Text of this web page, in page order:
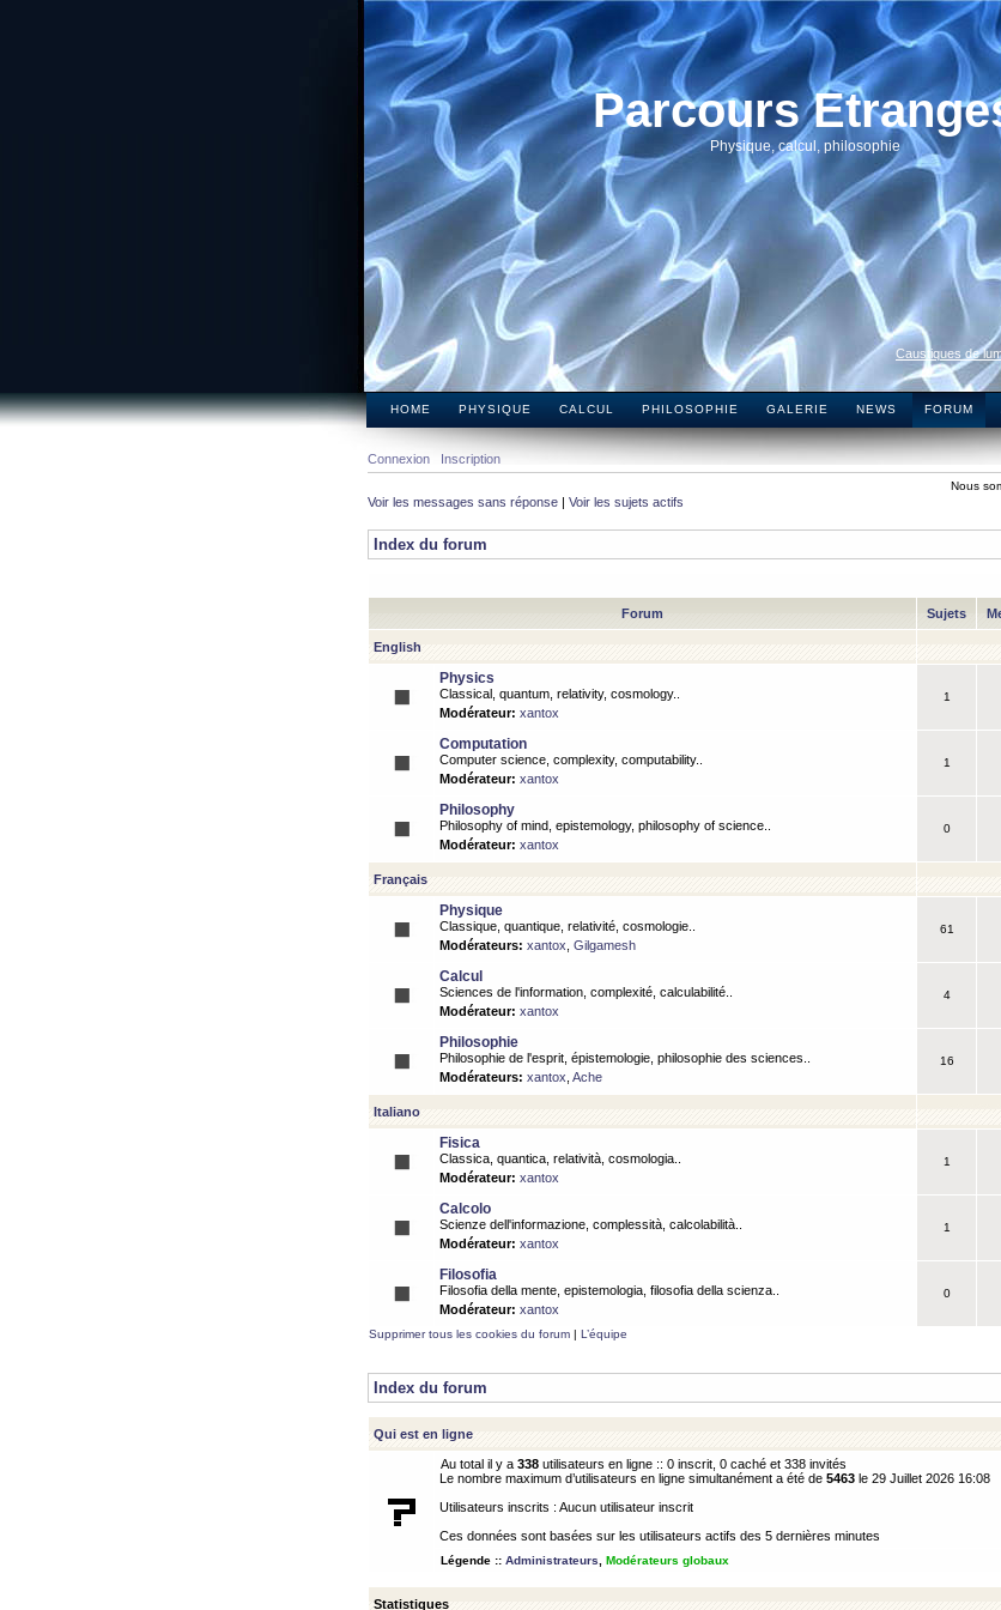
Parcours
Physique, calcul, philosophie
Caustiques de
HOME PHYSIQUE CALCUL PHILOSOPHIE GALERIE NEWS FORUM
Connexion Inscription
Nous
Voir les messages sans réponse | Voir les sujets actifs
Index du forum
Forum Sujets
English
Physics
Classical, quantum, relativity, cosmology..
Modérateur: xantox
1
Computation
Computer science, complexity, computability..
Modérateur: xantox
1
Philosophy
Philosophy of mind, epistemology, philosophy of science..
Modérateur: xantox
0
Français
Physique
Classique, quantique, relativité, cosmologie..
Modérateurs: xantox Gilgamesh
61
Calcul
Sciences de l'information, complexité, calculabilité..
Modérateur: xantox
4
Philosophie
Philosophie de l'esprit, épistemologie, philosophie des sciences..
Modérateurs: xantox Ache
16
Italiano
Fisica
Classica, quantica, relatività, cosmologia..
Modérateur: xantox
1
Calcolo
Scienze dell'informazione, complessità, calcolabilità..
Modérateur: xantox
1
Filosofia
Filosofia della mente, epistemologia, filosofia della scienza..
Modérateur: xantox
0
Supprimer tous les cookies du forum | L’équipe
Index du forum
Qui est en ligne
Au total il y a 338 utilisateurs en ligne :: 0 inscrit, 0 caché et 338 invités
Le nombre maximum d’utilisateurs en ligne simultanément a été de 5463 le 29 Juillet 2026 16:08
Utilisateurs inscrits : Aucun utilisateur inscrit
Ces données sont basées sur les utilisateurs actifs des 5 dernières minutes
Légende :: Administrateurs Modérateurs globaux
Statistiques